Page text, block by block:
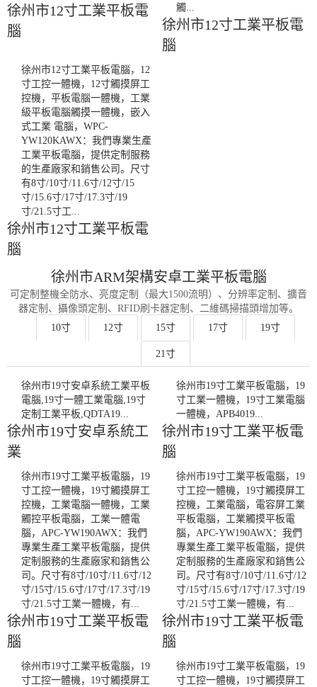
徐州市12寸工業平板電
腦
觸...
徐州市12寸工業平板電
腦
徐州市12寸工業平板電腦，12
寸工控一體機，12寸觸摸屏工
控機，平板電腦一體機，工業
級平板電腦觸摸一體機，嵌入
式工業 電腦，WPC-
YW120KAWX：我們專業生產
工業平板電腦，提供定制服務
的生產廠家和銷售公司。尺寸
有8寸/10寸/11.6寸/12寸/15
寸/15.6寸/17寸/17.3寸/19
寸/21.5寸工...
徐州市12寸工業平板電
腦
徐州市ARM架構安卓工業平板電腦
可定制整機全防水、亮度定制（最大1500流明）、分辨率定制、擴音
器定制、攝像頭定制、RFID刷卡器定制、二維碼掃描頭增加等。
10寸
12寸 15寸 17寸 19寸
21寸
徐州市19寸安卓系統工業平板
電腦,19寸一體工業電腦,19寸
定制工業平板,QDTA19...
徐州市19寸安卓系統工
業
徐州市19寸工業平板電腦，19
寸工業一體機，19寸工業電腦
一體機，APB4019...
徐州市19寸工業平板電
腦
徐州市19寸工業平板電腦，19
寸工控一體機，19寸觸摸屏工
控機，工業電腦一體機，工業
觸控平板電腦，工業一體電
腦，APC-YW190AWX：我們
專業生產工業平板電腦，提供
定制服務的生產廠家和銷售公
司。尺寸有8寸/10寸/11.6寸/12
寸/15寸/15.6寸/17寸/17.3寸/19
寸/21.5寸工業一體機，有...
徐州市19寸工業平板電
腦
徐州市19寸工業平板電腦，19
寸工控一體機，19寸觸摸屏工
控機，工業電腦，電容屏工業
平板電腦，工業觸摸平板電
腦，APC-YW190AWX：我們
專業生產工業平板電腦，提供
定制服務的生產廠家和銷售公
司。尺寸有8寸/10寸/11.6寸/12
寸/15寸/15.6寸/17寸/17.3寸/19
寸/21.5寸工業一體機，有...
徐州市19寸工業平板電
腦
徐州市19寸工業平板電腦，19
寸工控一體機，19寸觸摸屏工
徐州市19寸工業平板電腦，19
寸工控一體機，19寸觸摸屏工